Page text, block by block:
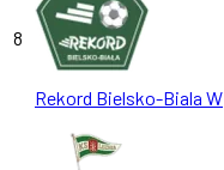
8
Rekord Bielsko-Biala W